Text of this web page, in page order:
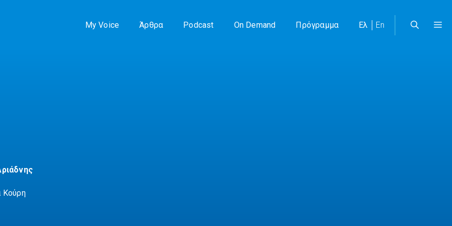
My Voice Άρθρα Podcast On Demand Πρόγραμμα Ελ En
Κούρη